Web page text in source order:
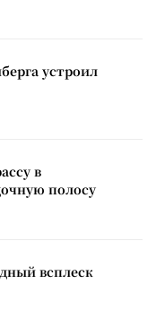
устроил
в
полосу
всплеск